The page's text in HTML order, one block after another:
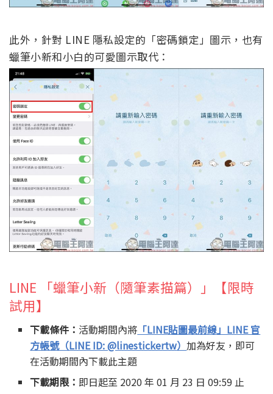
此外，針對 LINE 隱私設定的「密碼鎖定」圖示，也有
蠟筆小新和小白的可愛圖示取代：
LINE 「蠟筆小新（隨筆素描篇）」【限時
試用】
下載條件： 活動期間內將 「LINE貼圖最前線」LINE 官
方帳號（LINE ID: @linestickertw）加為好友，即可
在活動期間內下載此主題
下載期限： 即日起至 2020 年 01 月 23 日 09:59 止